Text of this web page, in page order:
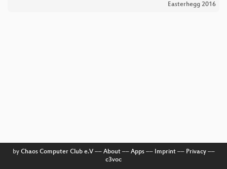
Easterhegg 2016
by Chaos Computer Club e.V–– About–– Apps–– Imprint–– Privacy––
c3voc